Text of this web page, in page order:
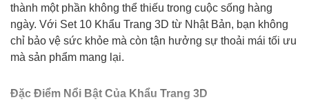
thành một phần không thể thiếu trong cuộc sống hàng
ngày. Với Set 10 Khẩu Trang 3D từ Nhật Bản, bạn không
chỉ bảo vệ sức khỏe mà còn tận hưởng sự thoải mái tối ưu
mà sản phẩm mang lại.
Đặc Điểm Nổi Bật Của Khẩu Trang 3D